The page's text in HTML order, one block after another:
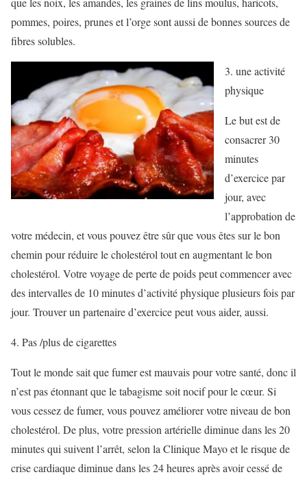
pommes, poires, prunes et l’orge sont aussi de bonnes sources de
fibres solubles.
3. une activité
physique
Le but est de
consacrer 30
minutes
d’exercice par
jour, avec
l’approbation de
votre médecin, et vous pouvez être sûr que vous êtes sur le bon
chemin pour réduire le cholestérol tout en augmentant le bon
cholestérol. Votre voyage de perte de poids peut commencer avec
des intervalles de 10 minutes d’activité physique plusieurs fois par
jour. Trouver un partenaire d’exercice peut vous aider, aussi.
4. Pas /plus de cigarettes
Tout le monde sait que fumer est mauvais pour votre santé, donc il
n’est pas étonnant que le tabagisme soit nocif pour le cœur. Si
vous cessez de fumer, vous pouvez améliorer votre niveau de bon
cholestérol. De plus, votre pression artérielle diminue dans les 20
minutes qui suivent l’arrêt, selon la Clinique Mayo et le risque de
crise cardiaque diminue dans les 24 heures après avoir cessé de